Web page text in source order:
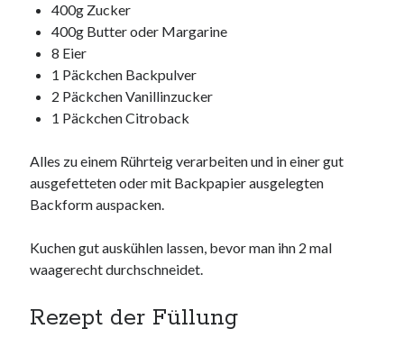
400g Zucker
400g Butter oder Margarine
8 Eier
1 Päckchen Backpulver
2 Päckchen Vanillinzucker
1 Päckchen Citroback
Alles zu einem Rührteig verarbeiten und in einer gut
ausgefetteten oder mit Backpapier ausgelegten
Backform auspacken.
Kuchen gut auskühlen lassen, bevor man ihn 2 mal
waagerecht durchschneidet.
Rezept der Füllung